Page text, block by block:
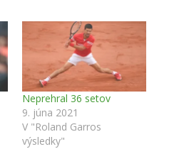
Neprehral 36 setov
9. júna 2021
V "Roland Garros
výsledky"